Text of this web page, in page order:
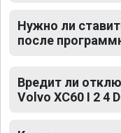
Нужно ли
после
Вредит ли
Volvo XC60 I 2 4